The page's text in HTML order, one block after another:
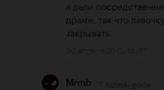
а дали
драме, так что
закрывать
Mrmb